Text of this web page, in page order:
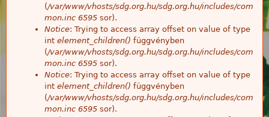
(/var/www/vhosts/sdg.org.hu/sdg.org.hu/includes/com
mon.inc 6595 sor).
Notice: Trying to access array offset on value of type
int element_children() függvényben
(/var/www/vhosts/sdg.org.hu/sdg.org.hu/includes/com
mon.inc 6595 sor).
Notice: Trying to access array offset on value of type
int element_children() függvényben
(/var/www/vhosts/sdg.org.hu/sdg.org.hu/includes/com
mon.inc 6595 sor).